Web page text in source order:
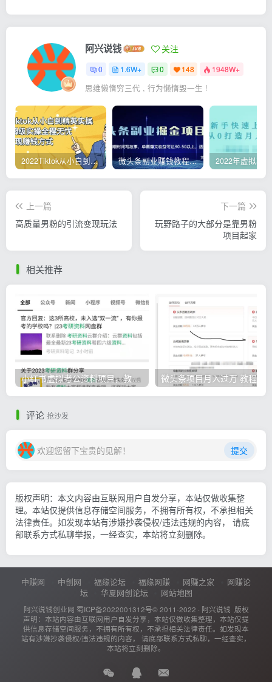
阿兴说钱 关注
0 1.6W+ 0 148 1948W+
思维懒惰穷三代 , 行为懒惰毁一生 !
2022Tiktok从小白到精英实操，0-1保姆级实操全程无忧，多种变现赚钱方式 微头条副业赚钱教程，项目单号单天做到50-100+收益
上一篇
高质量男粉的引流变现玩法
下一篇
玩野路子的大部分是靠男粉
项目起家
相关推荐
小红书虚拟考公资料项目，教资项目轻松月入过万的核心玩法
评论 抢沙发
欢迎您留下宝贵的见解！ 提交
版权声明：本文内容由互联网用户自发分享，本站仅做收集整
理。本站仅提供信息存储空间服务，不拥有所有权，不承担相关
法律责任。如发现本站有涉嫌抄袭侵权/违法违规的内容， 请底
部联系方式私聊举报，一经查实，本站将立刻删除。
中赚网 中创网 福缘论坛 福缘网赚 网赚之家
网赚论
坛
华夏网创论坛 网站地图
阿兴说钱创业网 蜀ICP备2022001312号© 2011-2022 · 阿兴说钱 版权
声明：本站内容由互联网用户自发分享，本站仅做收集整理，本站仅提
供信息存储空间服务，不拥有所有权，不承担相关法律责任。如发现本
站有涉嫌抄袭侵权/违法违规的内容， 请底部联系方式私聊，一经查实，
本站将立刻删除。